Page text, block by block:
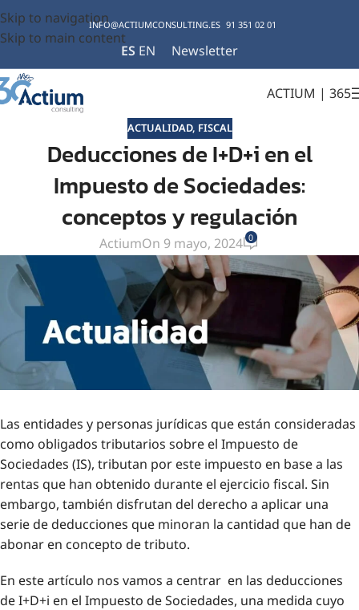
Skip to navigation
Skip to main content
INFO@ACTIUMCONSULTING.ES 91 351 02 01
ES EN Newsletter
ACTIUM | 365
ACTUALIDAD, FISCAL
Deducciones de I+D+i en el
Impuesto de Sociedades:
conceptos y regulación
ActiumOn 9 mayo, 2024 0
Las entidades y personas jurídicas que están consideradas
como obligados tributarios sobre el Impuesto de
Sociedades (IS), tributan por este impuesto en base a las
rentas que han obtenido durante el ejercicio fiscal. Sin
embargo, también disfrutan del derecho a aplicar una
serie de deducciones que minoran la cantidad que han de
abonar en concepto de tributo.
En este artículo nos vamos a centrar en las deducciones
de I+D+i en el Impuesto de Sociedades, una medida cuyo